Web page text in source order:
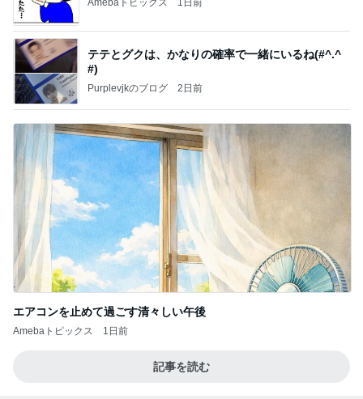
テテとグクは、かなりの確率で一緒にいるね(#^.^
#)
Purplevjkのブログ 2日前
エアコンを止めて過ごす清々しい午後
Amebaトピックス 1日前
記事を読む